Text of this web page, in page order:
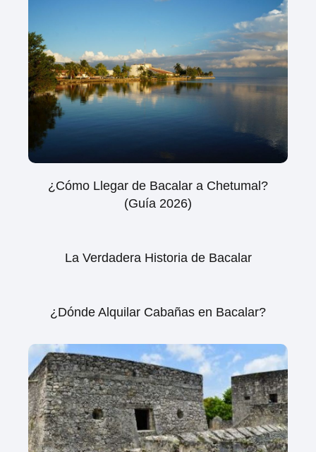
¿Cómo Llegar de Bacalar a Chetumal?
(Guía 2026)
La Verdadera Historia de Bacalar
¿Dónde Alquilar Cabañas en Bacalar?